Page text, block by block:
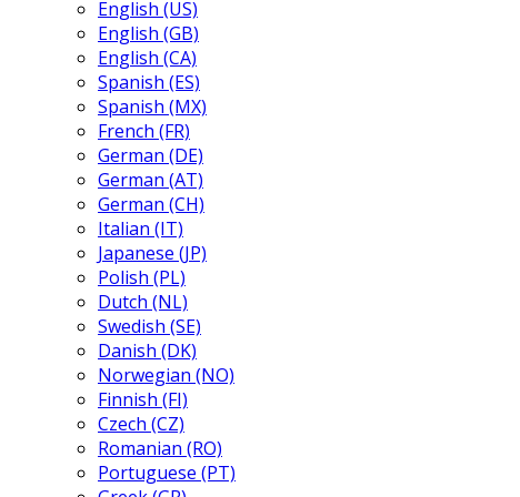
English (US)
English (GB)
English (CA)
Spanish (ES)
Spanish (MX)
French (FR)
German (DE)
German (AT)
German (CH)
Italian (IT)
Japanese (JP)
Polish (PL)
Dutch (NL)
Swedish (SE)
Danish (DK)
Norwegian (NO)
Finnish (FI)
Czech (CZ)
Romanian (RO)
Portuguese (PT)